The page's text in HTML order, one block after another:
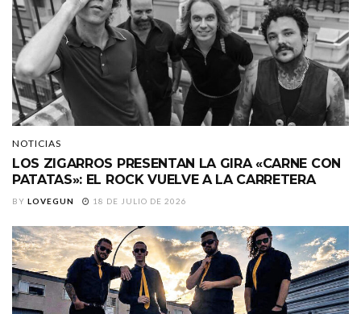
NOTICIAS
LOS ZIGARROS PRESENTAN LA GIRA «CARNE CON
PATATAS»: EL ROCK VUELVE A LA CARRETERA
BY LOVEGUN 18 DE JULIO DE 2026